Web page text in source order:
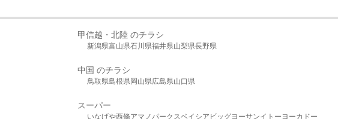
甲信越・北陸 のチラシ
新潟県富山県石川県福井県山梨県長野県
中国 のチラシ
鳥取県島根県岡山県広島県山口県
スーパー
いなげや西條アマノパークスベイシア ビッグヨーサンイトーヨーカドー